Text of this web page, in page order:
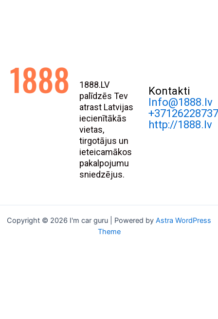
1888.LV
palīdzēs Tev
atrast Latvijas
iecienītākās
vietas,
tirgotājus un
ieteicamākos
pakalpojumu
sniedzējus.
Kontakti
Info@1888.lv
http://1888.lv
Copyright © 2026 I'm car guru | Powered by Astra WordPress
Theme